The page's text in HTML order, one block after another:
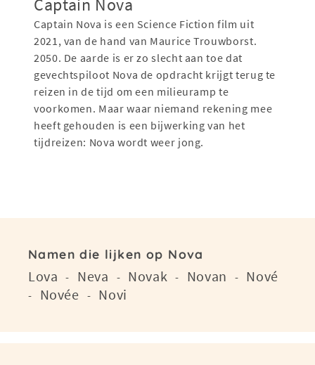
Captain Nova
Captain Nova is een Science Fiction film uit
2021, van de hand van Maurice Trouwborst.
2050. De aarde is er zo slecht aan toe dat
gevechtspiloot Nova de opdracht krijgt terug te
reizen in de tijd om een milieuramp te
voorkomen. Maar waar niemand rekening mee
heeft gehouden is een bijwerking van het
tijdreizen: Nova wordt weer jong.
Namen die lijken op Nova
Lova - Neva - Novak - Novan - Nové
- Novée - Novi